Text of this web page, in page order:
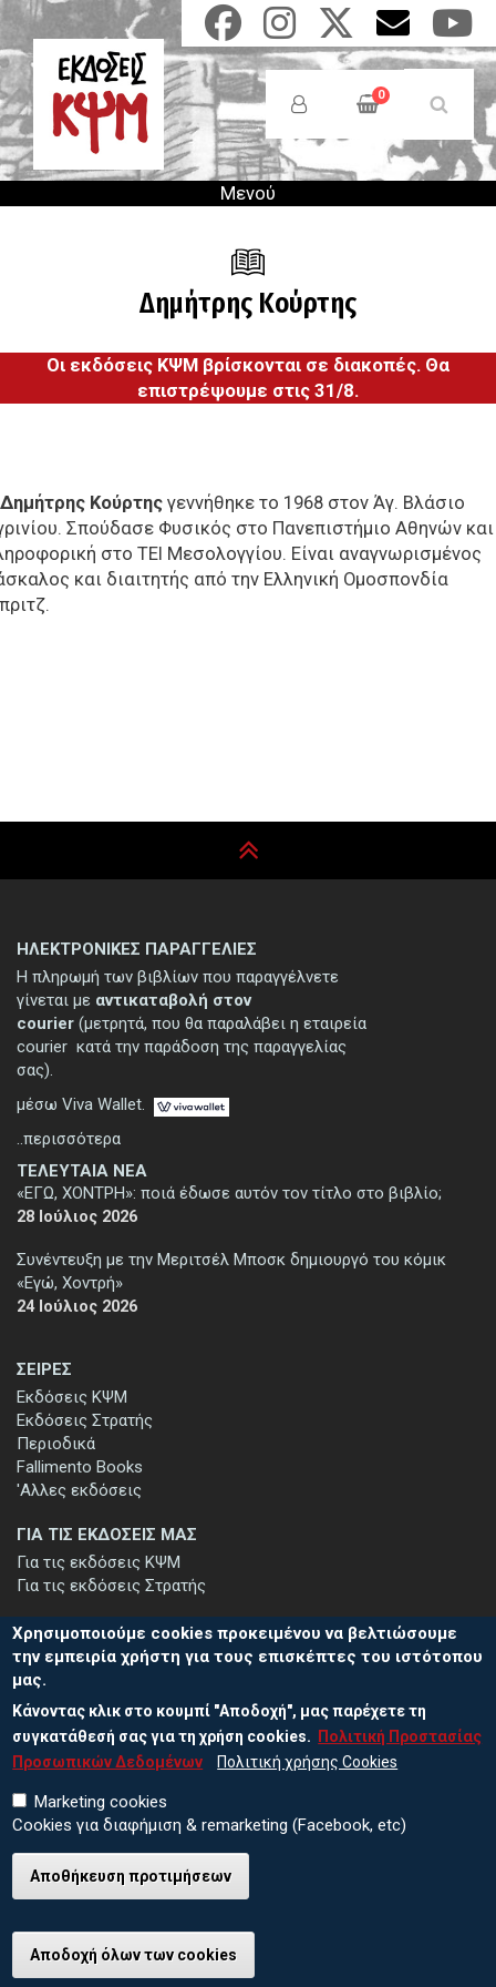
Παράκαμψη
προς
το
κυρίως
περιεχόμενο
Anonymous
Users
Menu
0
Μενού
Δημήτρης Κούρτης
Οι εκδόσεις ΚΨΜ βρίσκονται σε διακοπές. Θα
επιστρέψουμε στις 31/8.
Δημήτρης Κούρτης γεννήθηκε το 1968 στον Άγ. Βλάσιο
Σπούδασε Φυσικός στο Πανεπιστήμιο Αθηνών και
στο ΤΕΙ Μεσολογγίου. Είναι αναγνωρισμένος
και διαιτητής από την Ελληνική Ομοσπονδία
ΣΕΙΡΕΣ
Εκδόσεις ΚΨΜ
Εκδόσεις Στρατής
Περιοδικά
Fallimento Books
'Αλλες εκδόσεις
ΤΕΛΕΥΤΑΙΑ ΝΕΑ
«ΕΓΩ, ΧΟΝΤΡΗ»: ποιά έδωσε αυτόν τον τίτλο στο βιβλίο;
28 Ιούλιος 2026
Συνέντευξη με την Μεριτσέλ Μποσκ δημιουργό του κόμικ
«Εγώ, Χοντρή»
24 Ιούλιος 2026
ΓΙΑ ΤΙΣ ΕΚΔΟΣΕΙΣ ΜΑΣ
Για τις εκδόσεις ΚΨΜ
Για τις εκδόσεις Στρατής
ΗΛΕΚΤΡΟΝΙΚΕΣ ΠΑΡΑΓΓΕΛΙΕΣ
Η πληρωμή των βιβλίων που παραγγέλνετε
γίνεται με αντικαταβολή στον
courier (μετρητά, που θα παραλάβει η εταιρεία
courier κατά την παράδοση της παραγγελίας
σας).
μέσω Viva Wallet.
..περισσότερα
ΕΓΓΡΑΦΗ ΣΤΟ ΕΝΗΜΕΡΩΤΙΚΟ ΔΕΛΤΙΟ
Μείνετε ενημερωμένοι για τις νέες εκδόσεις μας και τις εκδηλώσεις
μας - εγγραφείτε στο ενημερωτικό μας δελτίο.
© 2026 ΕΚΔΟΣΕΙΣ ΚΨΜ
Πολιτική χρήσης Cookies
Χρησιμοποιούμε cookies προκειμένου να βελτιώσουμε
την εμπειρία χρήστη για τους επισκέπτες του ιστότοπου
μας.
Κάνοντας κλικ στο κουμπί "Αποδοχή", μας παρέχετε τη
συγκατάθεσή σας για τη χρήση cookies.
Πολιτική Προστασίας
Προσωπικών Δεδομένων
Πολιτική χρήσης Cookies
Marketing cookies
Cookies για διαφήμιση & remarketing (Facebook, etc)
Αποθήκευση προτιμήσεων
Αποδοχή όλων των cookies